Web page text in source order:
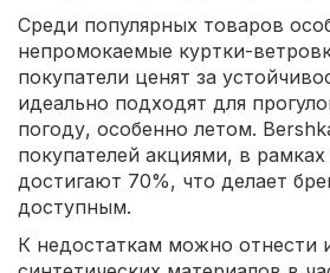
Среди популярных товаров
непромокаемые куртки-
покупатели ценят за
идеально подходят для
погоду, особенно летом.
покупателей акциями, в
достигают 70%, что делает
доступным.
К недостаткам можно отнести